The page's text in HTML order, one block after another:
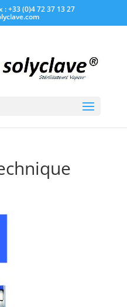
: +33 (0)4 72 37 13 27